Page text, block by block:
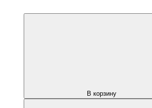
В корзину